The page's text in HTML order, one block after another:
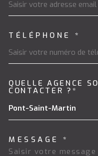
TÉLÉPHONE *
QUELLE AGENCE
CONTACTER ?*
Pont-Saint-Martin
MESSAGE *